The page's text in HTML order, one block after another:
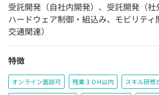
受託開発（自社内開発）、受託開発（社
ハードウェア制御・組込み、モビリティ
交通関連）
特徴
オンライン面談可 残業３０H以内 スキル研修